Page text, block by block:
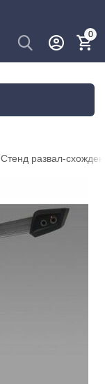
0
Стенд развал-